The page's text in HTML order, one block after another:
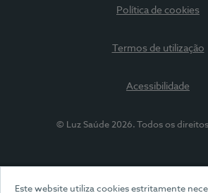
Este website utiliza cookies estritamente
Política de cookies
Termos de utilização
Acessibilidade
© Luz Saúde 2026. Todos os